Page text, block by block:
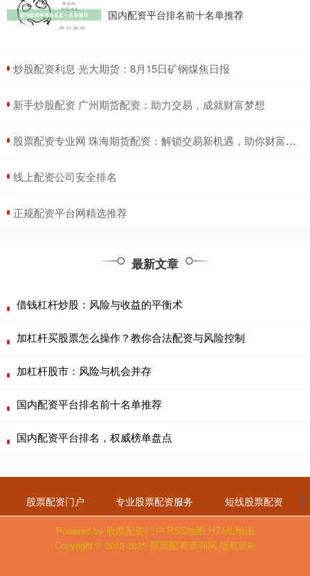
国内配资平台排名前十名单推荐
​炒股配资利息 光大期货：8月15日矿钢煤焦日报
​新手炒股配资 广州期货配资：助力交易，成就财富梦想
​股票配资专业网 珠海期货配资：解锁交易新机遇，助你财富倍增
​线上配资公司安全排名
​正规配资平台网精选推荐
最新文章
借钱杠杆炒股：风险与收益的平衡术
加杠杆买股票怎么操作？教你合法配资与风险控制
加杠杆股市：风险与机会并存
国内配资平台排名前十名单推荐
国内配资平台排名，权威榜单盘点
股票配资门户 专业股票配资服务 短线股票配资
Powered by 股票配资门户 RSS地图 HTML地图
Copyright © 2013-2025 股票配资查询网 版权所有